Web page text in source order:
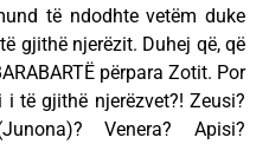
të ndodhte vetëm duke
gjithë njerëzit. Duhej që, që
përpara Zotit. Por
të gjithë njerëzvet?! Zeusi?
Venera? Apisi?